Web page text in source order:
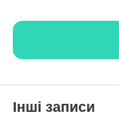
Інші записи